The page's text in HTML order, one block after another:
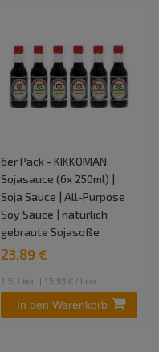
6er Pack - KIKKOMAN
Sojasauce (6x 250ml) |
Soja Sauce | All-Purpose
Soy Sauce | natürlich
gebraute Sojasoße
23,89 €
1.5 Liter | 15,93 € / Liter
In den Warenkorb